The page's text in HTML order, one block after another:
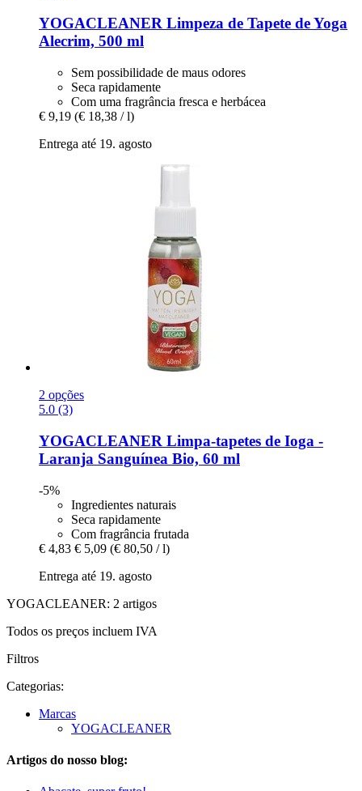
YOGACLEANER Limpeza de Tapete de Yoga
Alecrim, 500 ml
Sem possibilidade de maus odores
Seca rapidamente
Com uma fragrância fresca e herbácea
€ 9,19 (€ 18,38 / l)
Entrega até 19. agosto
2 opções
5.0 (3)
YOGACLEANER Limpa-​tapetes de Ioga -​
Laranja Sanguínea Bio, 60 ml
-5%
Ingredientes naturais
Seca rapidamente
Com fragrância frutada
€ 4,83 € 5,09 (€ 80,50 / l)
Entrega até 19. agosto
YOGACLEANER: 2 artigos
Todos os preços incluem IVA
Filtros
Categorias:
Marcas
YOGACLEANER
Artigos do nosso blog: